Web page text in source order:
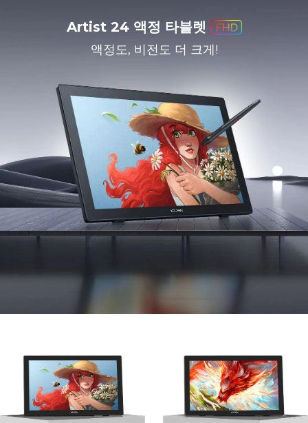
Artist 24 액정 타블렛
액정도, 비전도 더 크게!